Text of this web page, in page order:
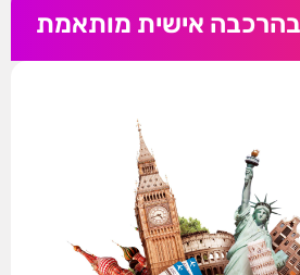
אישית מותאמת